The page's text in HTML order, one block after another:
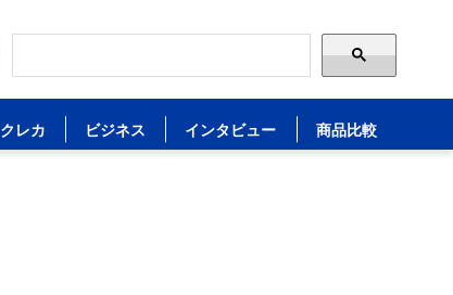
クレカ ビジネス インタビュー 商品比較